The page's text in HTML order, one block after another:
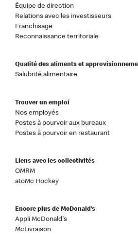
Équipe de direction
Relations avec les investisseurs
Franchisage
Reconnaissance territoriale
Qualité des aliments et
Salubrité alimentaire
Trouver un emploi
Nos employés
Postes à pourvoir aux bureaux
Postes à pourvoir en restaurant
Liens avec les collectivités
OMRM
atoMc Hockey
Encore plus de McDonald’s
Appli McDonald's
McLivraison